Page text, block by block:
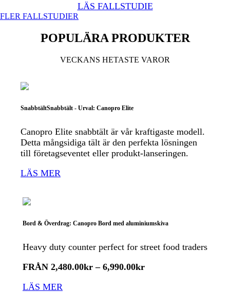
LÄS FALLSTUDIE
FLER FALLSTUDIER
POPULÄRA PRODUKTER
VECKANS HETASTE VAROR
SnabbtältSnabbtält - Urval: Canopro Elite
Canopro Elite snabbtält är vår kraftigaste modell.
Detta mångsidiga tält är den perfekta lösningen
till företagseventet eller produkt-lanseringen.
LÄS MER
Bord & Överdrag: Canopro Bord med aluminiumskiva
Heavy duty counter perfect for street food traders
FRÅN 2,480.00kr – 6,990.00kr
LÄS MER